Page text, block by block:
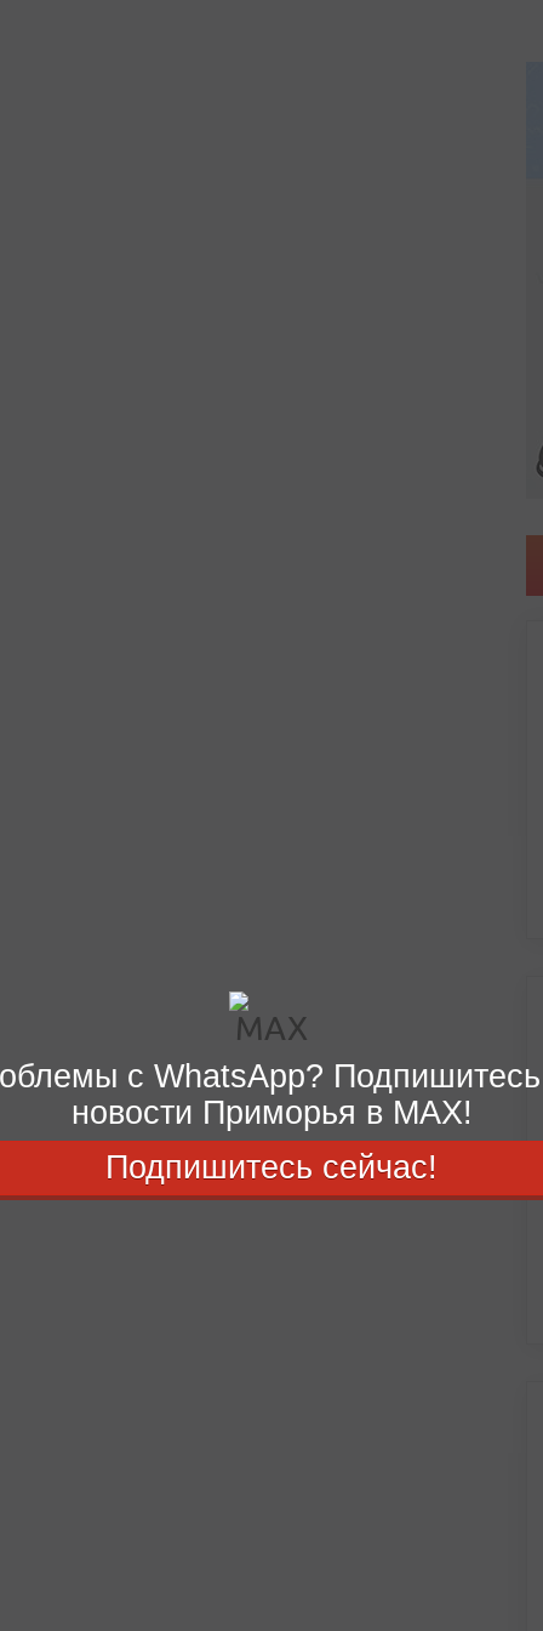
с WhatsApp?
новости Приморья в MAX!
Подпишитесь сейчас!